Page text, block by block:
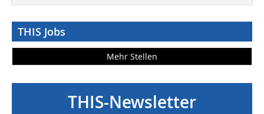
THIS Jobs
Mehr Stellen
THIS-Newsletter